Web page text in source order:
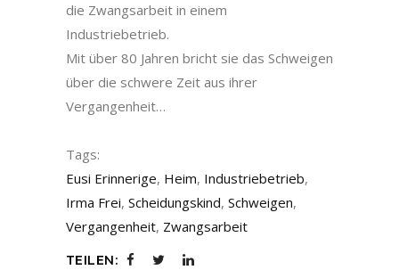
die Zwangsarbeit in einem
Industriebetrieb.
Mit über 80 Jahren bricht sie das Schweigen
über die schwere Zeit aus ihrer
Vergangenheit…
Tags:
Eusi Erinnerige, Heim, Industriebetrieb,
Irma Frei, Scheidungskind, Schweigen,
Vergangenheit, Zwangsarbeit
TEILEN: